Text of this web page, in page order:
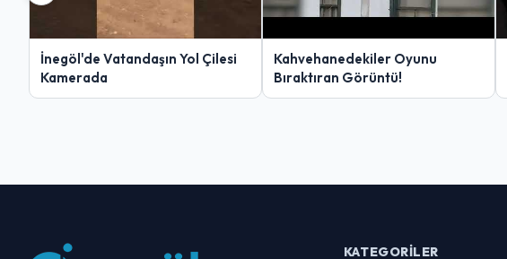
İnegöl'de Vatandaşın Yol Çilesi
Kamerada
Kahvehanedekiler Oyunu
Bıraktıran Görüntü!
KATEGORILER